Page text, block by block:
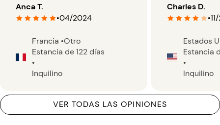
Anca T.
•04/2024
Francia •Otro
Estancia de 122 días
•
Inquilino
Charles D.
•
Estados
Estancia
•
Inquilino
VER TODAS LAS OPINIONES